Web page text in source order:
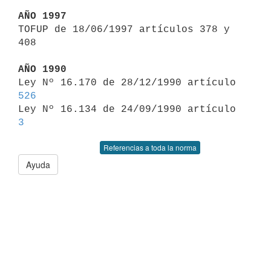
AÑO 1997
TOFUP de 18/06/1997 artículos 378 y
408
AÑO 1990
526
3
Referencias a toda la norma
Ayuda